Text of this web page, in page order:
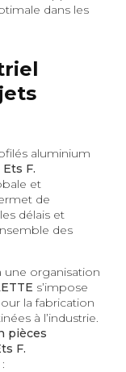
dans les
aluminium
Ets F.
et
de
délais et
des
une organisation
s’impose
la fabrication
à l’industrie.
pièces
F.